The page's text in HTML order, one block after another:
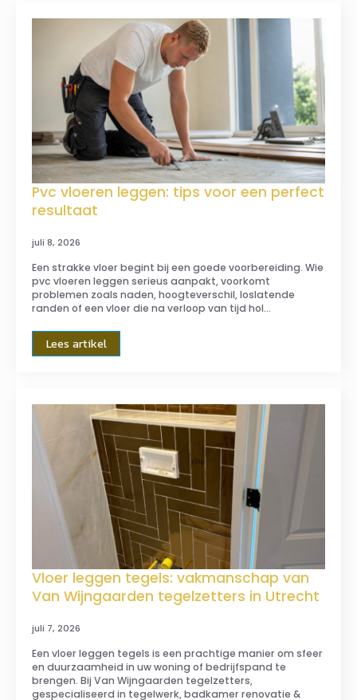
Pvc vloeren leggen: tips voor een perfect
resultaat
juli 8, 2026
Een strakke vloer begint bij een goede voorbereiding. Wie
pvc vloeren leggen serieus aanpakt, voorkomt
problemen zoals naden, hoogteverschil, loslatende
randen of een vloer die na verloop van tijd hol…
Lees artikel
Vloer leggen tegels: vakmanschap van
Van Wijngaarden tegelzetters in Utrecht
juli 7, 2026
Een vloer leggen tegels is een prachtige manier om sfeer
en duurzaamheid in uw woning of bedrijfspand te
brengen. Bij Van Wijngaarden tegelzetters,
gespecialiseerd in tegelwerk, badkamer renovatie &